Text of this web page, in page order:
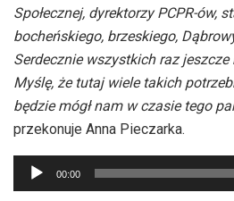
Społecznej, dyrektorzy PCPR-ów,
bocheńskiego, brzeskiego,
Serdecznie wszystkich raz
Myślę, że tutaj wiele takich
będzie mógł nam w czasie tego
przekonuje Anna Pieczarka.
Odtwarzacz
plików
00:00